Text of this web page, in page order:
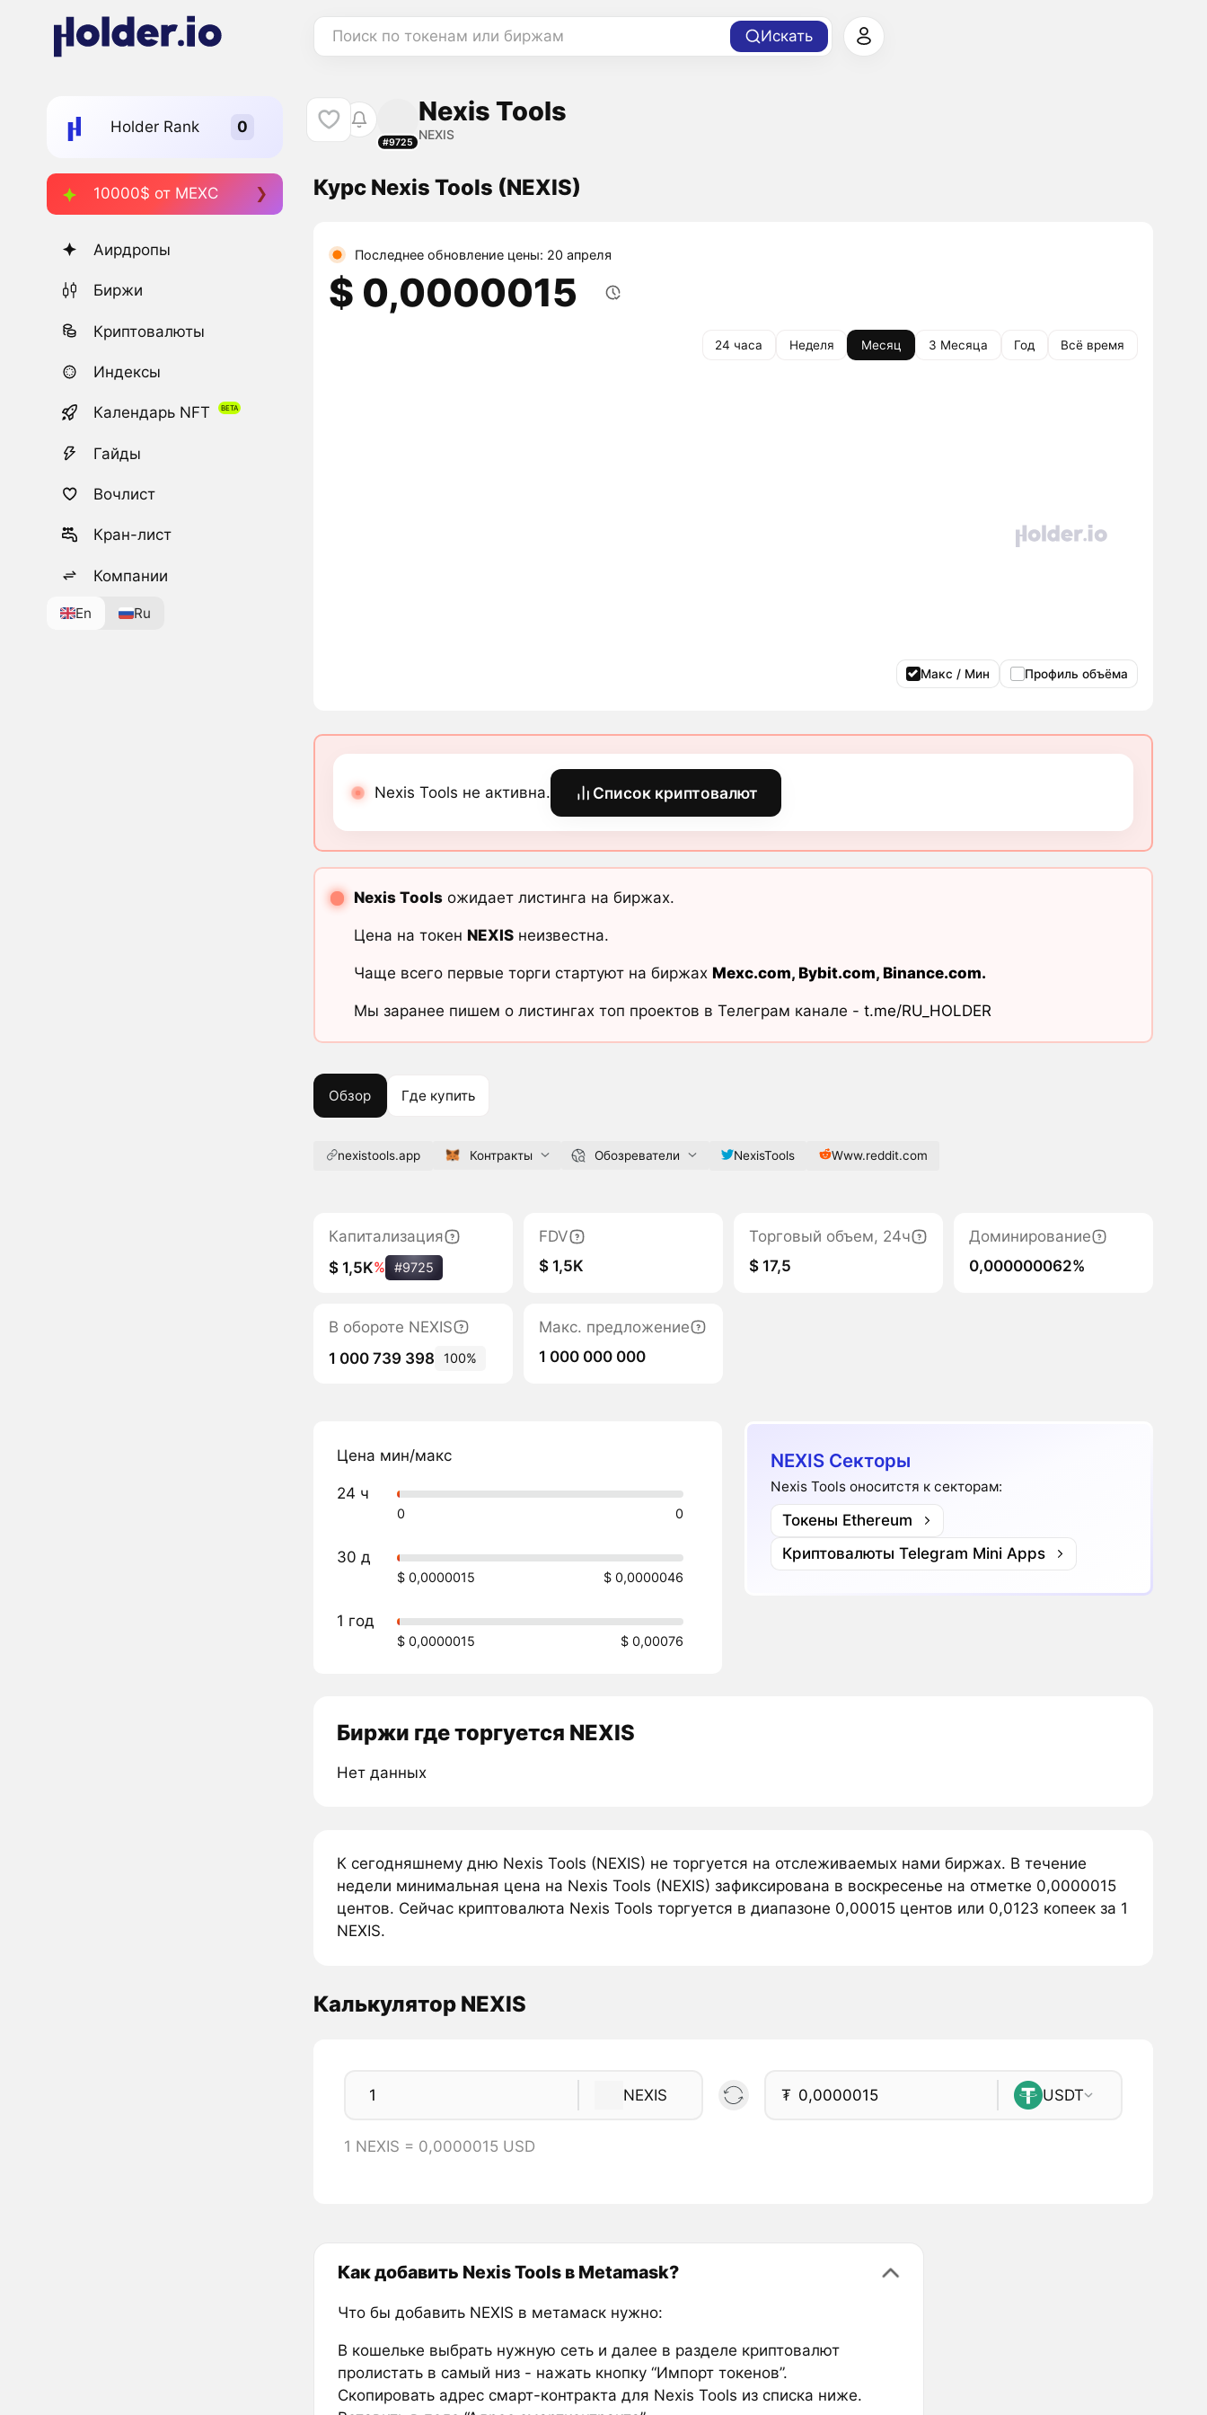
Поиск по токенам или биржам Искать
Holder Rank
10000$ от MEXC
Аирдропы
Биржи
Криптовалюты
Индексы
Календарь NFT
Гайды
Вочлист
Кран-лист
Компании
En Ru
#9725
Nexis Tools
NEXIS
Курс Nexis Tools (NEXIS)
Последнее обновление цены: 20 апреля
$ 0,0000015
24 часа Неделя Месяц 3 Месяца Год Всё время
Макс / Мин Профиль объёма
Nexis Tools не активна. Список криптовалют
Nexis Toolsожидает листинга на биржах.
Цена на токен NEXISнеизвестна.
Чаще всего первые торги стартуют на биржах Mexc.com, Bybit.com, Binance.com.
Мы заранее пишем о листингах топ проектов в Телеграм канале - t.me/RU_HOLDER
Обзор Где купить
nexistools.app Контракты Обозреватели NexisTools Www.reddit.com
Капитализация
$ 1,5K% #9725
FDV
$ 1,5K
Торговый объем, 24ч
$ 17,5
Доминирование
0,000000062%
В обороте NEXIS
1 000 739 398
100%
Макс. предложение
1 000 000 000
Цена мин/макс
24 ч
0 0
30 д
$ 0,0000015 $ 0,0000046
1 год
$ 0,0000015 $ 0,00076
NEXIS Секторы
Nexis Tools оноситстя к секторам:
Токены Ethereum
Криптовалюты Telegram Mini Apps
Биржи где торгуется NEXIS
Нет данных
К сегодняшнему дню Nexis Tools (NEXIS) не торгуется на отслеживаемых нами биржах. В течение
недели минимальная цена на Nexis Tools (NEXIS) зафиксирована в воскресенье на отметке 0,0000015
центов. Сейчас криптовалюта Nexis Tools торгуется в диапазоне 0,00015 центов или 0,0123 копеек за 1
NEXIS.
Калькулятор NEXIS
NEXIS ₮ USDT
1 NEXIS = 0,0000015 USD
Как добавить Nexis Tools в Metamask?
Что бы добавить NEXIS в метамаск нужно:
В кошельке выбрать нужную сеть и далее в разделе криптовалют
пролистать в самый низ - нажать кнопку “Импорт токенов”.
Скопировать адрес смарт-контракта для Nexis Tools из списка ниже.